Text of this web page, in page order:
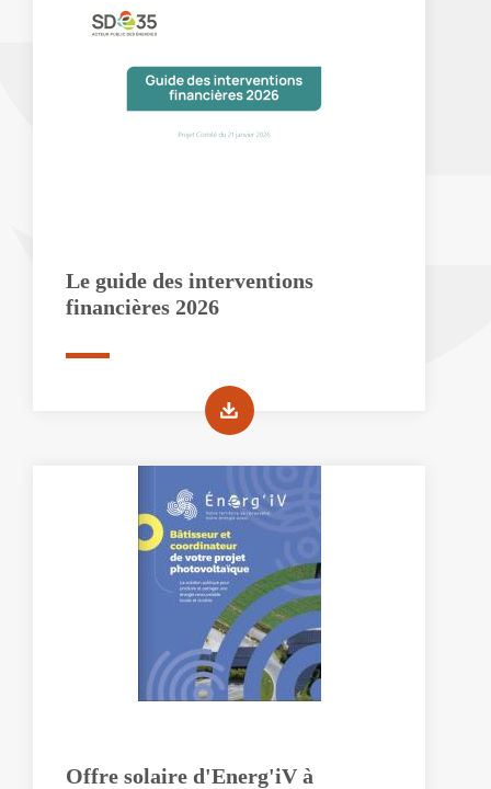
Le guide des interventions
financières 2026
Offre solaire d'Energ'iV à